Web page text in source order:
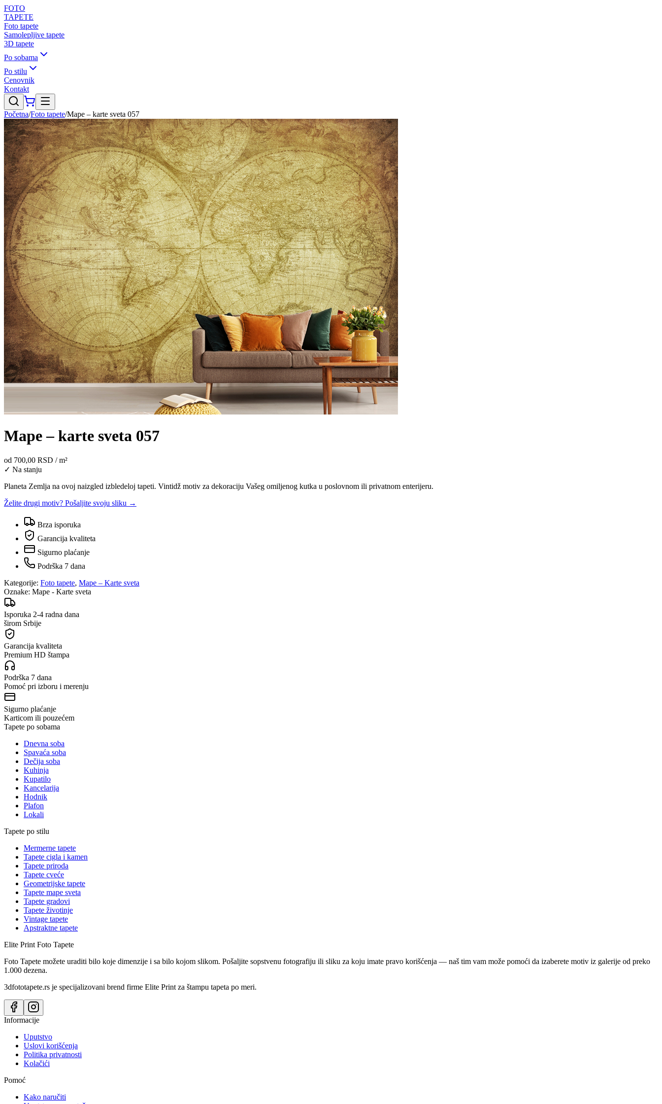
FOTO
TAPETE
Foto tapete
Samolepljive tapete
3D tapete
Po sobama
Po stilu
Cenovnik
Kontakt
Početna/Foto tapete/Mape – karte sveta 057
Mape – karte sveta 057
od 700,00 RSD / m²
✓ Na stanju
Planeta Zemlja na ovoj naizgled izbledeloj tapeti. Vintidž motiv za dekoraciju Vašeg omiljenog kutka u poslovnom ili privatnom enterijeru.
Želite drugi motiv? Pošaljite svoju sliku →
Brza isporuka
Garancija kvaliteta
Sigurno plaćanje
Podrška 7 dana
Kategorije: Foto tapete, Mape – Karte sveta
Oznake: Mape - Karte sveta
Isporuka 2-4 radna dana
širom Srbije
Garancija kvaliteta
Premium HD štampa
Podrška 7 dana
Pomoć pri izboru i merenju
Sigurno plaćanje
Karticom ili pouzećem
Tapete po sobama
Dnevna soba
Spavaća soba
Dečija soba
Kuhinja
Kupatilo
Kancelarija
Hodnik
Plafon
Lokali
Tapete po stilu
Mermerne tapete
Tapete cigla i kamen
Tapete priroda
Tapete cveće
Geometrijske tapete
Tapete mape sveta
Tapete gradovi
Tapete životinje
Vintage tapete
Apstraktne tapete
Elite Print Foto Tapete
Foto Tapete možete uraditi bilo koje dimenzije i sa bilo kojom slikom. Pošaljite sopstvenu fotografiju ili sliku za koju imate pravo korišćenja — naš tim vam može pomoći da izaberete motiv iz galerije od preko
1.000 dezena.
3dfototapete.rs je specijalizovani brend firme Elite Print za štampu tapeta po meri.
Informacije
Uputstvo
Uslovi korišćenja
Politika privatnosti
Kolačići
Pomoć
Kako naručiti